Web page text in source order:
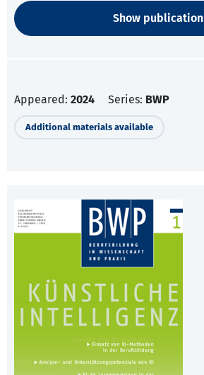
Show publication
Appeared: 2024 Series: BWP
Additional materials available